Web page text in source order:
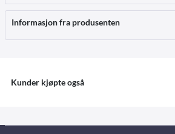
Informasjon fra produsenten
Kunder kjøpte også